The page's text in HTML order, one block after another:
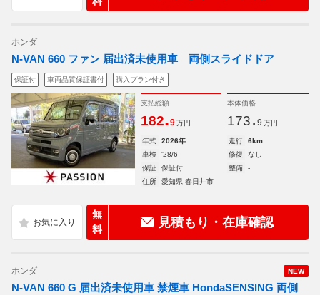
ホンダ
N-VAN 660 ファン 届出済未使用車 両側スライドドア
保証付 車両品質保証書付 購入プラン付き
支払総額
182.9 万円
本体価格
173. 9 万円
年式 2026年 走行
6km
車検
'28/6 修復
なし
保証
保証付 整備
-
住所
愛知県 春日井市
無
料
見積もり・在庫確認
NEW
ホンダ
N-VAN 660 G 届出済未使用車 禁煙車 HondaSENSING 両側